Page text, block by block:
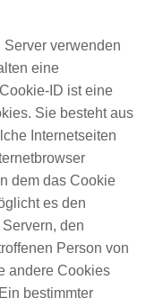
verwenden
eine
ID ist eine
Sie besteht aus
Internetseiten
dem das Cookie
es den
den
Person von
andere Cookies
bestimmter